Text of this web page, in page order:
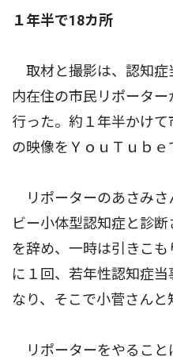
１年半で18カ所
取材と撮影は、認知症
内在住の市民リポータ
行った。約１年半かけ
の映像をＹｏｕＴｕｂｅ
リポーターのあさみさ
ビー小体型認知症と診
を辞め、一時は引きこ
に１回、若年性認知症
なり、そこで小菅さんと
リポーターをやること